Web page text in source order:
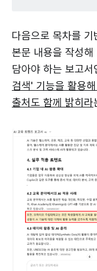
다음으로 목차를
본문 내용을 작성
담아야 하는 보고
검색' 기능을 활용
출처도 함께 밝히라